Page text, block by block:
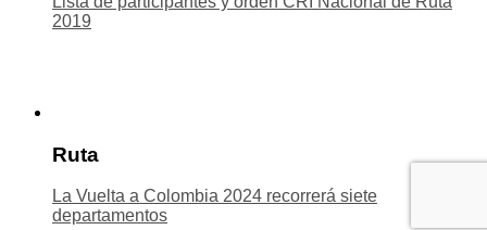
2019
Ruta
La Vuelta a Colombia 2024 recorrerá siete
departamentos